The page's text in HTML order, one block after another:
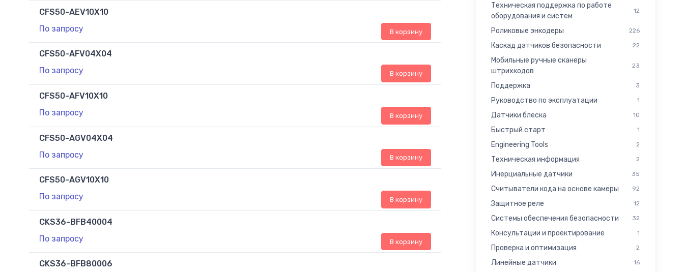
CFS50-AEV10X10
По запросу
В корзину
CFS50-AFV04X04
По запросу
В корзину
CFS50-AFV10X10
По запросу
В корзину
CFS50-AGV04X04
По запросу
В корзину
CFS50-AGV10X10
По запросу
В корзину
CKS36-BFB40004
По запросу
В корзину
CKS36-BFB80006
Техническая поддержка по работе
оборудования и систем
12
Роликовые энкодеры 226
Каскад датчиков безопасности 22
Мобильные ручные сканеры
штрихкодов
23
Поддержка 3
Руководство по эксплуатации 1
Датчики блеска 10
Быстрый старт 1
Engineering Tools 2
Техническая информация 2
Инерциальные датчики 35
Считыватели кода на основе камеры 92
Защитное реле 12
Системы обеспечения безопасности 32
Консультации и проектирование 1
Проверка и оптимизация 2
Линейные датчики 16